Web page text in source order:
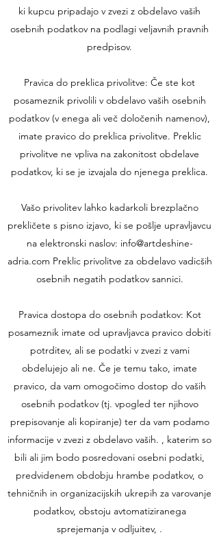
ki kupcu pripadajo v zvezi z obdelavo vaših
osebnih podatkov na podlagi veljavnih pravnih
predpisov.
Pravica do preklica privolitve: Če ste kot
posameznik privolili v obdelavo vaših osebnih
podatkov (v enega ali več določenih namenov),
imate pravico do preklica privolitve. Preklic
privolitve ne vpliva na zakonitost obdelave
podatkov, ki se je izvajala do njenega preklica.
Vašo privolitev lahko kadarkoli brezplačno
prekličete s pisno izjavo, ki se pošlje upravljavcu
na elektronski naslov: info@artdeshine-
adria.com Preklic privolitve za obdelavo vadicših
osebnih negatih podatkov sannici.
Pravica dostopa do osebnih podatkov: Kot
posameznik imate od upravljavca pravico dobiti
potrditev, ali se podatki v zvezi z vami
obdelujejo ali ne. Če je temu tako, imate
pravico, da vam omogočimo dostop do vaših
osebnih podatkov (tj. vpogled ter njihovo
prepisovanje ali kopiranje) ter da vam podamo
informacije v zvezi z obdelavo vaših. , katerim so
bili ali jim bodo posredovani osebni podatki,
predvidenem obdobju hrambe podatkov, o
tehničnih in organizacijskih ukrepih za varovanje
podatkov, obstoju avtomatiziranega
sprejemanja v odljuitev, .